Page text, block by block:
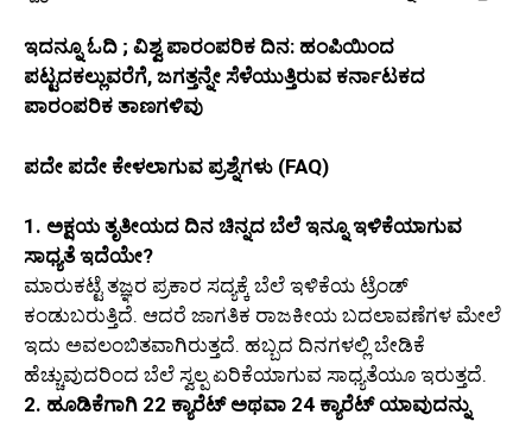
ಇದನ್ನೂ ಓದಿ ; ವಿಶ್ವ ಪಾರಂಪರಿಕ ದಿನ: ಹಂಪಿಯಿಂದ
ಪಟ್ಟದಕಲ್ಲುವರೆಗೆ, ಜಗತ್ತನ್ನೇ ಸೆಳೆಯುತ್ತಿರುವ ಕರ್ನಾಟಕದ
ಪಾರಂಪರಿಕ ತಾಣಗಳಿವು
ಪದೇ ಪದೇ ಕೇಳಲಾಗುವ ಪ್ರಶ್ನೆಗಳು (FAQ)
1. ಅಕ್ಷಯ ತೃತೀಯದ ದಿನ ಚಿನ್ನದ ಬೆಲೆ ಇನ್ನೂ ಇಳಿಕೆಯಾಗುವ
ಸಾಧ್ಯತೆ ಇದೆಯೇ?
ಮಾರುಕಟ್ಟೆ ತಜ್ಞರ ಪ್ರಕಾರ ಸದ್ಯಕ್ಕೆ ಬೆಲೆ ಇಳಿಕೆಯ ಟ್ರೆಂಡ್
ಕಂಡುಬರುತ್ತಿದೆ. ಆದರೆ ಜಾಗತಿಕ ರಾಜಕೀಯ ಬದಲಾವಣೆಗಳ ಮೇಲೆ
ಇದು ಅವಲಂಬಿತವಾಗಿರುತ್ತದೆ. ಹಬ್ಬದ ದಿನಗಳಲ್ಲಿ ಬೇಡಿಕೆ
ಹೆಚ್ಚುವುದರಿಂದ ಬೆಲೆ ಸ್ವಲ್ಪ ಏರಿಕೆಯಾಗುವ ಸಾಧ್ಯತೆಯೂ ಇರುತ್ತದೆ.
2. ಹೂಡಿಕೆಗಾಗಿ 22 ಕ್ಯಾರೆಟ್ ಅಥವಾ 24 ಕ್ಯಾರೆಟ್ ಯಾವುದನ್ನು